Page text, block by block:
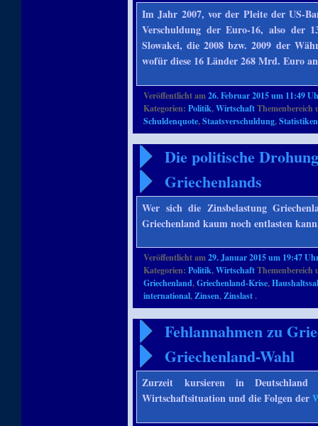
Im Jahr 2007, vor der Pleite der US-
Verschuldung der Euro-16, also der
Slowakei, die 2008 bzw. 2009 der
wofür diese 16 Länder 268 Mrd. Euro
Veröffentlicht am26. Februar 2015 um 11:49
Kategorien:Politik,Wirtschaft
Schuldenquote,Staatsverschuldung,Statistiken
Die politische
Griechenlands
Wer sich die Zinsbelastung
Griechenland kaum noch entlasten
Veröffentlicht am29. Januar 2015 um 19:47
Kategorien:Politik,Wirtschaft
Griechenland,Griechenland-Krise,
international,Zinsen,Zinslast.
Fehlannahmen zu
Griechenland-Wahl
Zurzeit kursieren in
Wirtschaftsituation und die Folgen der